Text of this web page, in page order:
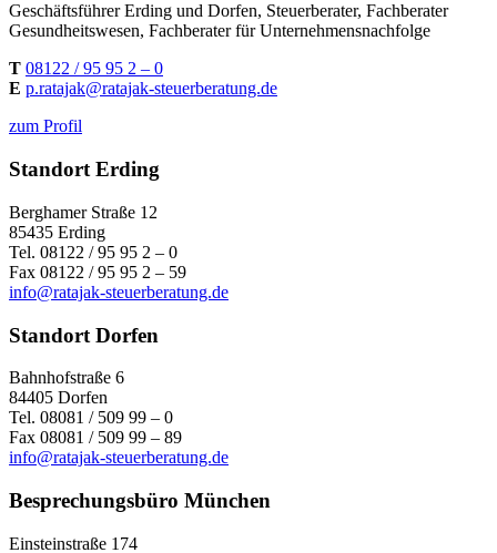
Geschäftsführer Erding und Dorfen, Steuerberater, Fachberater
Gesundheitswesen, Fachberater für Unternehmensnachfolge
T 08122 / 95 95 2 – 0
E p.ratajak@ratajak-steuerberatung.de
zum Profil
Standort Erding
Berghamer Straße 12
85435 Erding
Tel. 08122 / 95 95 2 – 0
Fax 08122 / 95 95 2 – 59
info@ratajak-steuerberatung.de
Standort Dorfen
Bahnhofstraße 6
84405 Dorfen
Tel. 08081 / 509 99 – 0
Fax 08081 / 509 99 – 89
info@ratajak-steuerberatung.de
Besprechungsbüro München
Einsteinstraße 174